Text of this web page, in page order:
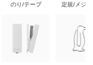
のり/テープ 定規/メジ